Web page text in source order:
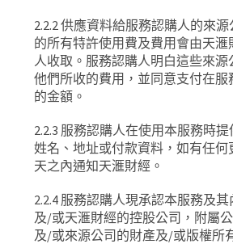
2.2.2供應資料給服務認購人的來
的所有特許使用費及費用會由天
人收取。服務認購人明白這些來
他們所收的費用，並同意支付在服
的金額。
2.2.3 服務認購人在使用本服務時
姓名、地址或付款資料，如有任何
天之內通知天滙財經。
2.2.4 服務認購人現承認本服務及
及/或天滙財經的控股公司，附屬
及/或來源公司的財產及/或版權所